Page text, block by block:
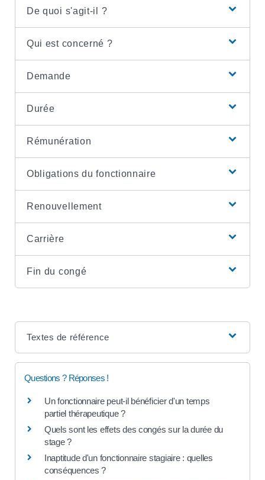
De quoi s'agit-il ?
Qui est concerné ?
Demande
Durée
Rémunération
Obligations du fonctionnaire
Renouvellement
Carrière
Fin du congé
Textes de référence
Questions ? Réponses !
Un fonctionnaire peut-il bénéficier d'un temps
partiel thérapeutique ?
Quels sont les effets des congés sur la durée du
stage ?
Inaptitude d'un fonctionnaire stagiaire : quelles
conséquences ?